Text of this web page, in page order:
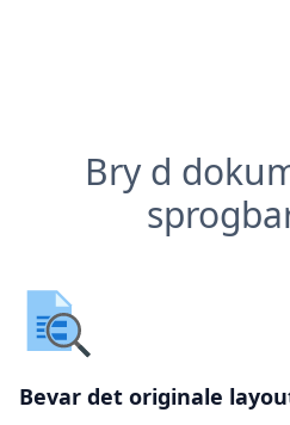
Bry d
Bevar det originale